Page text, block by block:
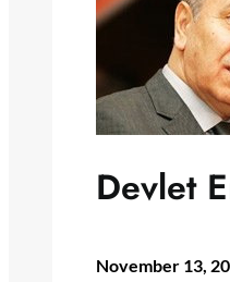
Devlet
November 13,